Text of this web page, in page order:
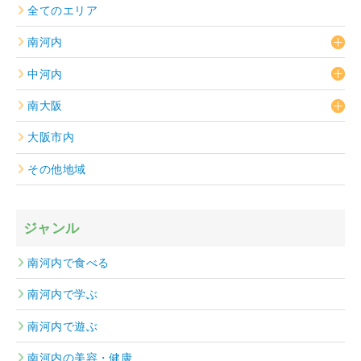
全てのエリア
南河内
中河内
南大阪
大阪市内
その他地域
ジャンル
南河内で食べる
南河内で学ぶ
南河内で遊ぶ
南河内の美容・健康